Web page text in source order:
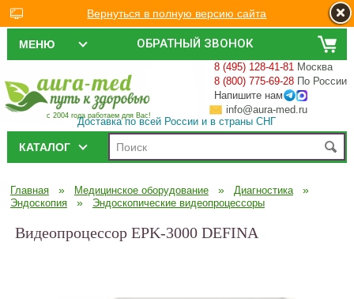
ОБРАТНЫЙ ЗВОНОК
МЕНЮ
с 2004 года работаем для Вас!
8 (495) 128-41-81 Москва
8 (800) 775-69-28 По России
Напишите нам
info@aura-med.ru
Доставка по всей России и в страны СНГ
КАТАЛОГ
Главная » Медицинское оборудование » Диагностика »
Эндоскопия » Эндоскопические видеопроцессоры
Видеопроцессор EPK-3000 DEFINA
Вернуться в полную версию сайта